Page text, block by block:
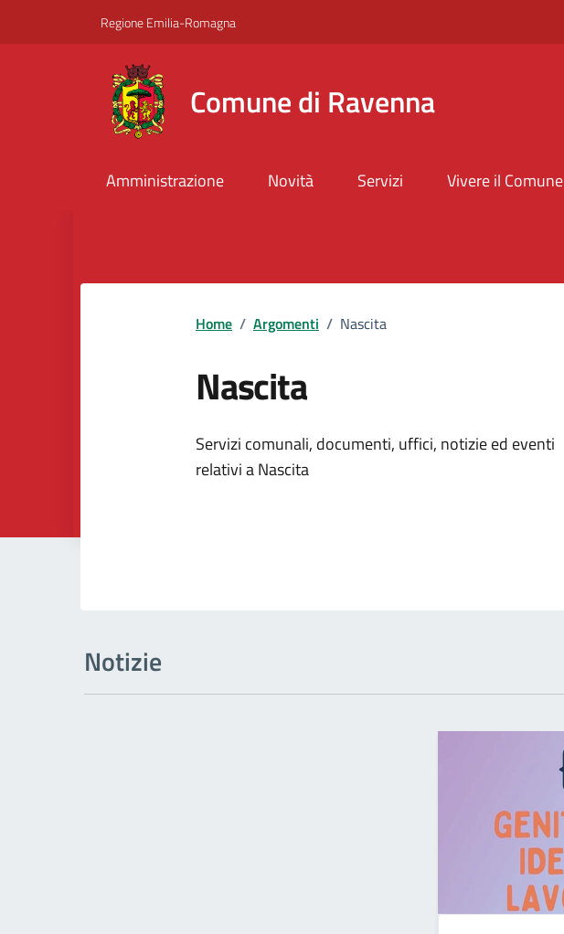
Regione Emilia-Romagna
Comune di Ravenna
Amministrazione Novità Servizi Vivere il Comune
Home / Argomenti / Nascita
Nascita
Dettagli dell'argomento
Servizi comunali, documenti, uffici, notizie ed eventi
relativi a Nascita
Notizie